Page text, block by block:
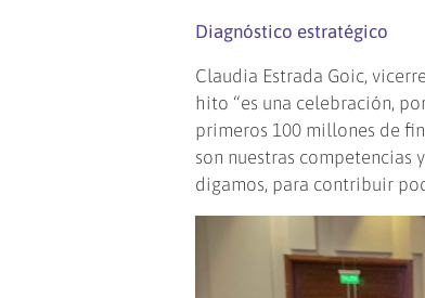
Diagnóstico estratégico
Claudia Estrada Goic,
hito “es una celebración,
primeros 100 millones de
son nuestras competencias
digamos, para contribuir